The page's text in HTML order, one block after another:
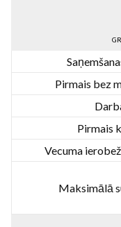
Pirmais bez
Pirmais
Vecuma
Maksimālā